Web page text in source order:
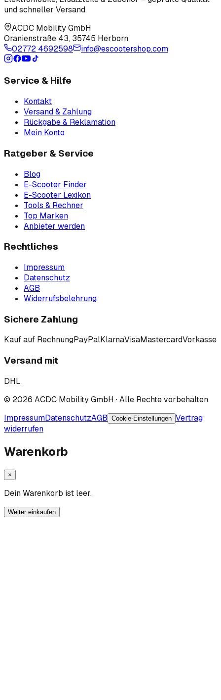
und schneller Versand.
ACDC Mobility GmbH
Oranienstraße 43, 35745 Herborn
02772 4692598
info@escootershop.com
Service & Hilfe
Kontakt
Versand & Zahlung
Rückgabe & Reklamation
Mein Konto
Ratgeber & Service
Blog
E-Scooter Finder
E-Scooter Lexikon
Tools & Rechner
Top Marken
Anbieter werden
Rechtliches
Impressum
Datenschutz
AGB
Widerrufsbelehrung
Sichere Zahlung
Kauf auf RechnungPayPalKlarnaVisaMastercardVorkasse
Versand mit
DHL
© 2026 ACDC Mobility GmbH · Alle Rechte vorbehalten
ImpressumDatenschutzAGB Cookie-Einstellungen Vertrag
widerrufen
Warenkorb
×
Dein Warenkorb ist leer.
Weiter einkaufen